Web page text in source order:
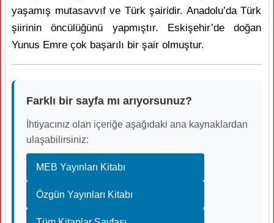
yaşamış mutasavvıf ve Türk şairidir. Anadolu’da Türk
şiirinin öncülüğünü yapmıştır. Eskişehir’de doğan
Yunus Emre çok başarılı bir şair olmuştur.
Farklı bir sayfa mı arıyorsunuz?
İhtiyacınız olan içeriğe aşağıdaki ana kaynaklardan
ulaşabilirsiniz:
MEB Yayınları Kitabı
Özgün Yayınları Kitabı